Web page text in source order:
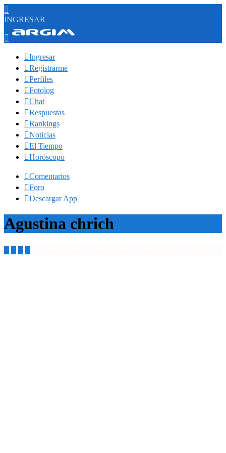

INGRESAR

Ingresar
Registrarme
Perfiles
Fotolog
Chat
Respuestas
Rankings
Noticias
El Tiempo
Horóscopo
Comentarios
Foro
Descargar App
Agustina chrich